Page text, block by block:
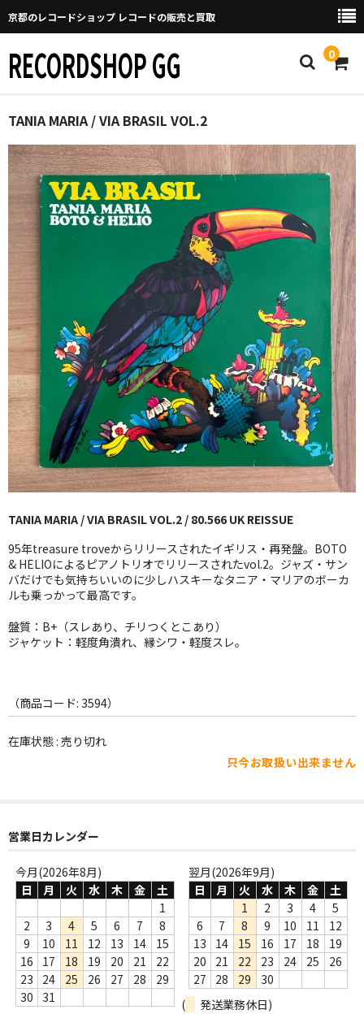
京都のレコードショップ レコードの販売と買取
RECORDSHOP GG 0
Home
マイページ
GGについて
買取について
取り置きなどについて
Categories
New Arrivals
新譜
GG RECORD （当店のレーベル）
全商品
JAZZ-US
BLUE NOTE
JAZZ-EU
JAZZ-JP
JAZZ-VOCAL
J-POP
FOLK,SSW
レア盤（1万円以上）
Webのみ no.1
Webのみ no.2
Webのみ no.3
Webのみ no.4
売り切れ
TANIA MARIA / VIA BRASIL VOL.2
TANIA MARIA / VIA BRASIL VOL.2 / 80.566 UK REISSUE
95年treasure troveからリリースされたイギリス・再発盤。BOTO
& HELIOによるピアノトリオでリリースされたvol.2。ジャズ・サン
バだけでも気持ちいいのに少しハスキーなタニア・マリアのボーカ
ルも乗っかって最高です。
盤質：B+（スレあり、チリつくとこあり）
ジャケット：軽度角潰れ、縁シワ・軽度スレ。
（商品コード: 3594）
在庫状態 : 売り切れ
只今お取扱い出来ません
営業日カレンダー
今月(2026年8月)
日
月 火 水 木 金
土
1
2
3 4 5 6 7
8
9
10 11 12 13 14
15
16
17 18 19 20 21
22
23
24 25 26 27 28
29
30
31
翌月(2026年9月)
日
月 火 水 木 金
土
1
2 3 4
5
6
7 8 9 10 11
12
13
14 15 16 17 18
19
20
21 22 23 24 25
26
27
28 29
30
(
発送業務休日)